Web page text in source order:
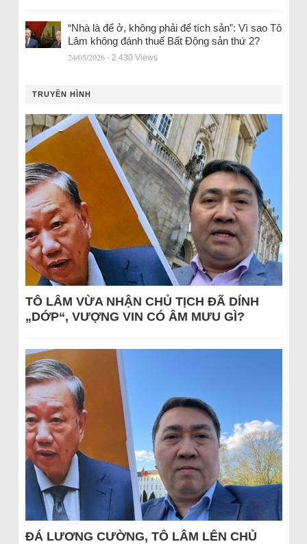
“Nhà là để ở, không phải để tích sản”: Vì sao Tô
Lâm không đánh thuế Bất Động sản thứ 2?
24/05/2026 - 2.430 Views
TRUYỀN HÌNH
TÔ LÂM VỪA NHẬN CHỦ TỊCH ĐÃ DÍNH
„DỚP“, VƯỢNG VIN CÓ ÂM MƯU GÌ?
ĐÁ LƯƠNG CƯỜNG, TÔ LÂM LÊN CHỦ